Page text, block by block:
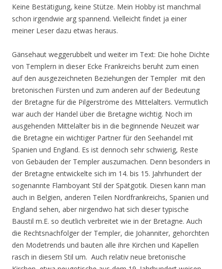
Keine Bestätigung, keine Stütze. Mein Hobby ist manchmal
schon irgendwie arg spannend. Vielleicht findet ja einer
meiner Leser dazu etwas heraus.
Gänsehaut weggerubbelt und weiter im Text: Die hohe Dichte
von Templern in dieser Ecke Frankreichs beruht zum einen
auf den ausgezeichneten Beziehungen der Templer mit den
bretonischen Fürsten und zum anderen auf der Bedeutung
der Bretagne für die Pilgerströme des Mittelalters. Vermutlich
war auch der Handel über die Bretagne wichtig. Noch im
ausgehenden Mittelalter bis in die beginnende Neuzeit war
die Bretagne ein wichtiger Partner für den Seehandel mit
Spanien und England. Es ist dennoch sehr schwierig, Reste
von Gebäuden der Templer auszumachen. Denn besonders in
der Bretagne entwickelte sich im 14. bis 15. Jahrhundert der
sogenannte Flamboyant Stil der Spätgotik. Diesen kann man
auch in Belgien, anderen Teilen Nordfrankreichs, Spanien und
England sehen, aber nirgendwo hat sich dieser typische
Baustil m.E. so deutlich verbreitet wie in der Bretagne. Auch
die Rechtsnachfolger der Templer, die Johanniter, gehorchten
den Modetrends und bauten alle ihre Kirchen und Kapellen
rasch in diesem Stil um. Auch relativ neue bretonische